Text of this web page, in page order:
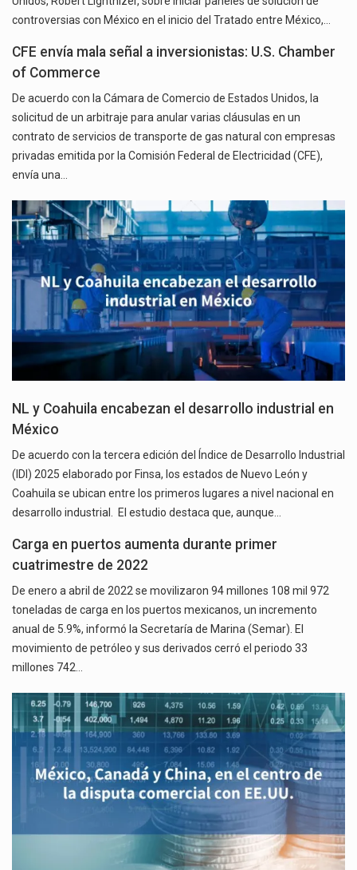
controversias con México en el inicio del Tratado entre México,…
CFE envía mala señal a inversionistas: U.S. Chamber
of Commerce
De acuerdo con la Cámara de Comercio de Estados Unidos, la
solicitud de un arbitraje para anular varias cláusulas en un
contrato de servicios de transporte de gas natural con empresas
privadas emitida por la Comisión Federal de Electricidad (CFE),
envía una…
NL y Coahuila encabezan el desarrollo industrial en
México
De acuerdo con la tercera edición del Índice de Desarrollo Industrial
(IDI) 2025 elaborado por Finsa, los estados de Nuevo León y
Coahuila se ubican entre los primeros lugares a nivel nacional en
desarrollo industrial. El estudio destaca que, aunque…
Carga en puertos aumenta durante primer
cuatrimestre de 2022
De enero a abril de 2022 se movilizaron 94 millones 108 mil 972
toneladas de carga en los puertos mexicanos, un incremento
anual de 5.9%, informó la Secretaría de Marina (Semar). El
movimiento de petróleo y sus derivados cerró el periodo 33
millones 742…